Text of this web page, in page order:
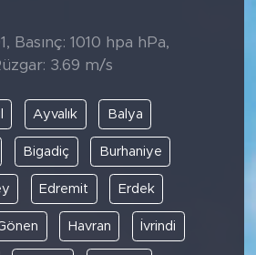
Basınç: 1010 hpa hPa,
3.69 m/s
Ayvalık Balya
Bigadiç Burhaniye
Edremit Erdek
Havran İvrindi